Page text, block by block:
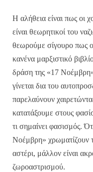
Η αλήθεια είναι πως οι
είναι θεωρητικοί του
θεωρούμε σίγουρο πως
κανένα μαρξιστικό
δράση της «17 Νοέμβρη
γίνεται δια του
παρελαύνουν
κατατάξουμε στους
τι σημαίνει φασισμός.
Νοέμβρη» χρωματίζουν
αστέρι, μάλλον είναι
ζωροαστρισμού.